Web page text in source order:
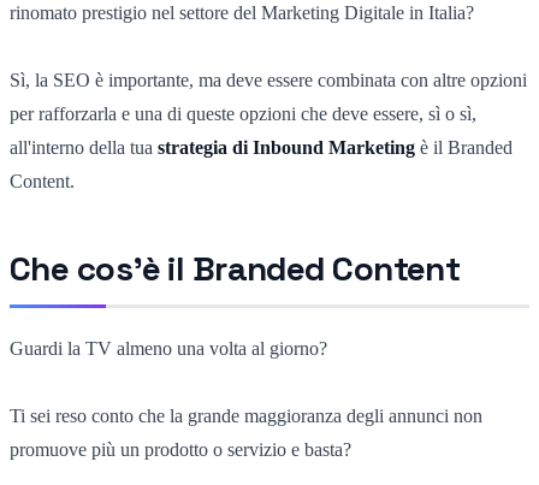
rinomato prestigio nel settore del Marketing Digitale in Italia?
Sì, la SEO è importante, ma deve essere combinata con altre opzioni
per rafforzarla e una di queste opzioni che deve essere, sì o sì,
all'interno della tua strategia di Inbound Marketing è il Branded
Content.
Che cos'è il Branded Content
Guardi la TV almeno una volta al giorno?
Ti sei reso conto che la grande maggioranza degli annunci non
promuove più un prodotto o servizio e basta?